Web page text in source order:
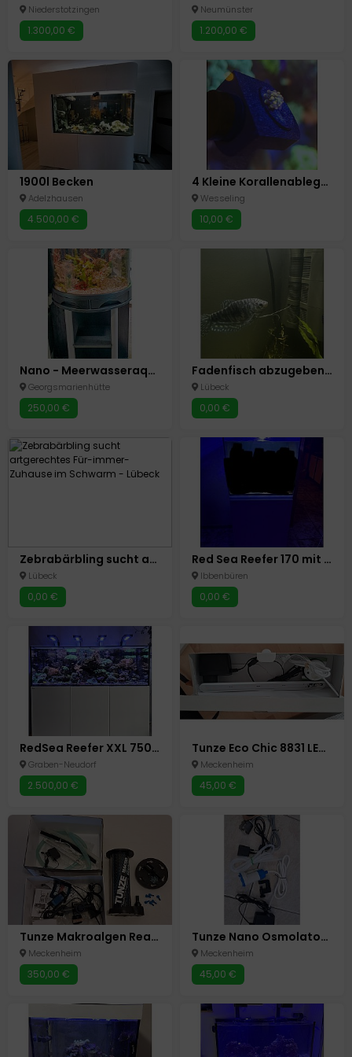
Niederstotzingen
1.300,00 €
Neumünster
1.200,00 €
1900l Becken
Adelzhausen
4.500,00 €
4 Kleine Korallenableger LPS SPS
Wesseling
10,00 €
Nano - Meerwasseraquarium
Georgsmarienhütte
250,00 €
Fadenfisch abzugeben in gute Hände
Lübeck
0,00 €
Zebrabärbling sucht artgerechtes Für-immer-Zuhause im Schwarm
Lübeck
0,00 €
Red Sea Reefer 170 mit Technik ohne Tiere
Ibbenbüren
0,00 €
RedSea Reefer XXL 750 komplett mit Besatz, Technik und allen Pflegeprodukten
Graben-Neudorf
2.500,00 €
Tunze Eco Chic 8831 LED Meerwasser-Lampe
Meckenheim
45,00 €
Tunze Makroalgen Reaktor 3181
Meckenheim
350,00 €
Tunze Nano Osmolator 5012. Osmosewasser Nachfüllanlage (RO ATO)
Meckenheim
45,00 €